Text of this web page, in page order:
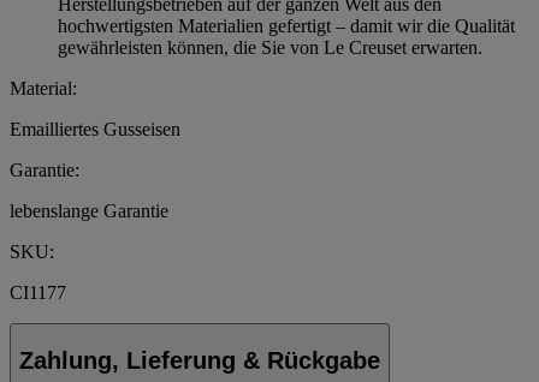
Herstellungsbetrieben auf der ganzen Welt aus den
hochwertigsten Materialien gefertigt – damit wir die Qualität
gewährleisten können, die Sie von Le Creuset erwarten.
Material:
Emailliertes Gusseisen
Garantie:
lebenslange Garantie
SKU:
CI1177
Zahlung, Lieferung & Rückgabe